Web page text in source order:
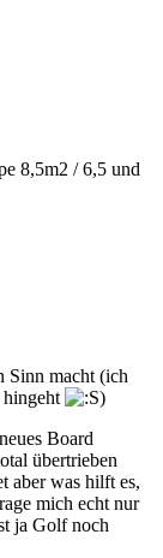
8,5m2 / 6,5 und
Sinn macht (ich
)
Board
übertrieben
aber was hilft es,
mich echt nur
ja Golf noch